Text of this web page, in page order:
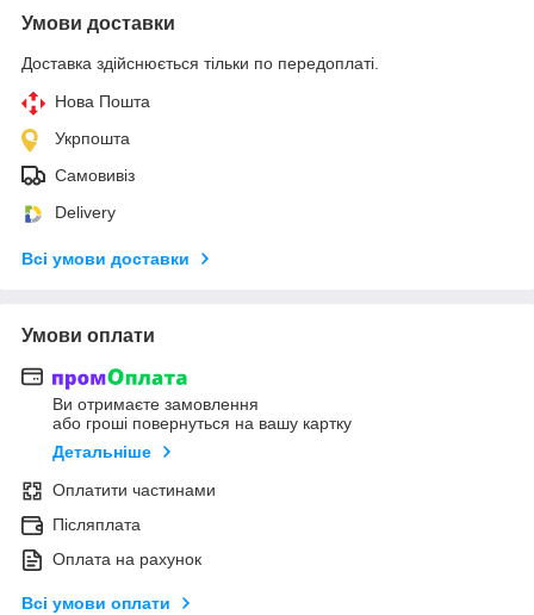
Умови доставки
Доставка здійснюється тільки по передоплаті.
Нова Пошта
Укрпошта
Самовивіз
Delivery
Всі умови доставки
Умови оплати
Ви отримаєте замовлення
або гроші повернуться на вашу картку
Детальніше
Оплатити частинами
Післяплата
Оплата на рахунок
Всі умови оплати